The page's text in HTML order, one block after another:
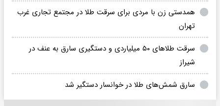
همدستی زن با مردی برای سرقت طلا در مجتمع تجاری غرب
تهران
سرقت طلاهای ۵۰ میلیاردی و دستگیری سارق به عنف در
شیراز
سارق شمش‌های طلا در خوانسار دستگیر شد